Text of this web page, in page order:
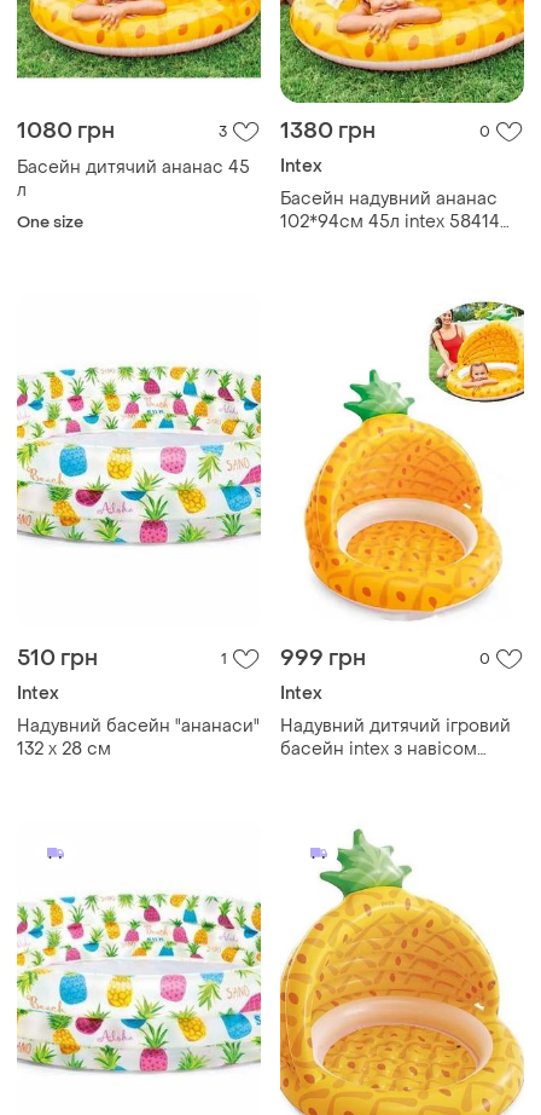
1080 грн 3
Басейн дитячий ананас 45
л
One size
1380 грн 0
Intex
Басейн надувний ананас
102*94см 45л intex 58414
510 грн 1
Intex
Надувний басейн "ананаси"
132 х 28 см
999 грн 0
Intex
Надувний дитячий ігровий
басейн intex з навісом